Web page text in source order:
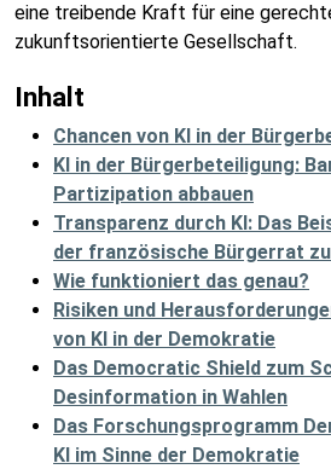
eine treibende Kraft für eine
zukunftsorientierte Gesellschaft.
Inhalt
Chancen von KI in der
KI in der Bürgerbeteiligung:
Partizipation abbauen
Transparenz durch KI: Das
der französische Bürgerrat
Wie funktioniert das genau?
Risiken und
von KI in der Demokratie
Das Democratic Shield zum
Desinformation in Wahlen
Das Forschungsprogramm
KI im Sinne der Demokratie